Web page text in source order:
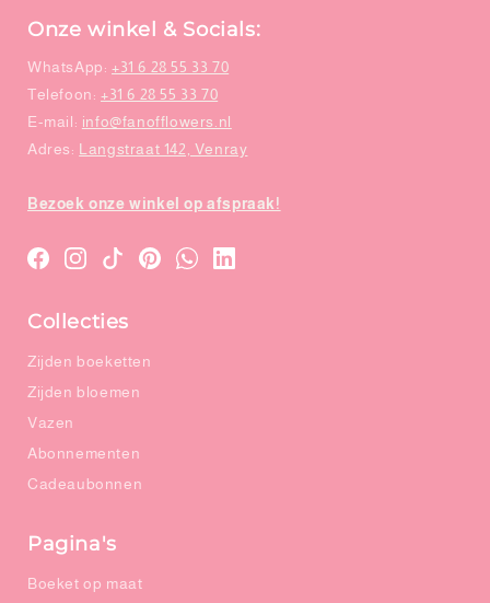
Onze winkel & Socials:
WhatsApp: +31 6 28 55 33 70
Telefoon: +31 6 28 55 33 70
E-mail: info@fanofflowers.nl
Adres: Langstraat 142, Venray
Bezoek onze winkel op afspraak!
Translation
nl.general.social.links.facebook
Translation
nl.general.social.links.instagram
Translation
nl.general.social.links.tiktok
Translation
WhatsApp
LinkedIn
Collecties
Zijden boeketten
Zijden bloemen
Vazen
Abonnementen
Cadeaubonnen
Pagina's
Boeket op maat